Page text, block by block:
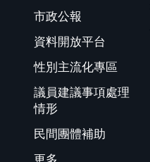
市政公報
資料開放平台
性別主流化專區
議員建議事項處理
情形
民間團體補助